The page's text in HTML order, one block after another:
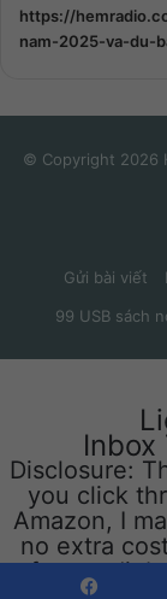
https://
nam-2025-va-du-
© Copyright 2026
Gửi bài viết
99 USB sách
Inbox
Disclosure:
you click
Amazon, I
no extra
free